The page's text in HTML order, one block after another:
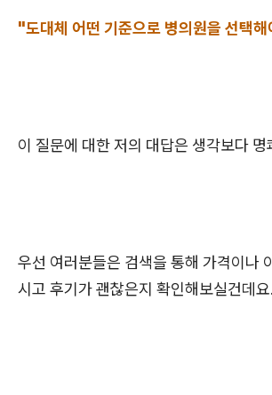
"도대체 어떤 기준으로 병의원을 선택
이 질문에 대한 저의 대답은 생각보다 명
우선 여러분들은 검색을 통해 가격이나
시고 후기가 괜찮은지 확인해보실건데요.